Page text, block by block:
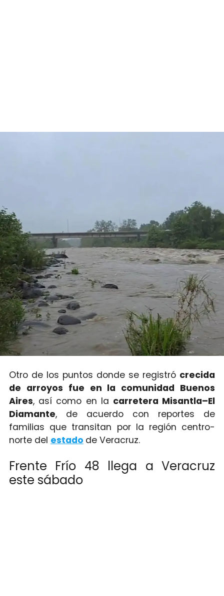
Otro de los puntos donde se registró crecida
de arroyos fue en la comunidad Buenos
Aires, así como en la carretera Misantla–El
Diamante, de acuerdo con reportes de
familias que transitan por la región centro-
norte del estado de Veracruz.
Frente Frío 48 llega a Veracruz
este sábado